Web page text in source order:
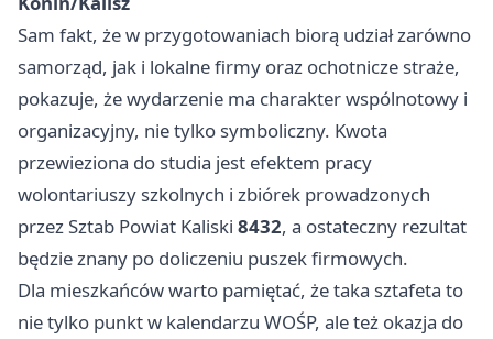
Sam fakt, że w przygotowaniach biorą udział zarówno
samorząd, jak i lokalne firmy oraz ochotnicze straże,
pokazuje, że wydarzenie ma charakter wspólnotowy i
organizacyjny, nie tylko symboliczny. Kwota
przewieziona do studia jest efektem pracy
wolontariuszy szkolnych i zbiórek prowadzonych
przez Sztab Powiat Kaliski 8432, a ostateczny rezultat
będzie znany po doliczeniu puszek firmowych.
Dla mieszkańców warto pamiętać, że taka sztafeta to
nie tylko punkt w kalendarzu WOŚP, ale też okazja do